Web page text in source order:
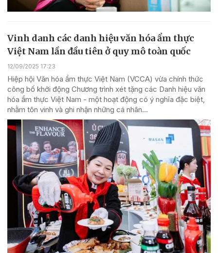
Vinh danh các danh hiệu văn hóa ẩm thực
Việt Nam lần đầu tiên ở quy mô toàn quốc
12/09/2025 17:23
Hiệp hội Văn hóa ẩm thực Việt Nam (VCCA) vừa chính thức
công bố khởi động Chương trình xét tặng các Danh hiệu văn
hóa ẩm thực Việt Nam - một hoạt động có ý nghĩa đặc biệt,
nhằm tôn vinh và ghi nhận những cá nhân...